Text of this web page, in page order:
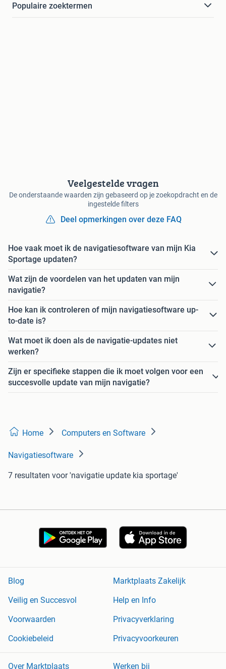
Populaire zoektermen
Veelgestelde vragen
De onderstaande waarden zijn gebaseerd op je zoekopdracht en de
ingestelde filters
Deel opmerkingen over deze FAQ
Hoe vaak moet ik de navigatiesoftware van mijn Kia
Sportage updaten?
Wat zijn de voordelen van het updaten van mijn
navigatie?
Hoe kan ik controleren of mijn navigatiesoftware up-
to-date is?
Wat moet ik doen als de navigatie-updates niet
werken?
Zijn er specifieke stappen die ik moet volgen voor een
succesvolle update van mijn navigatie?
Home Computers en Software
Navigatiesoftware
7 resultaten voor 'navigatie update kia sportage'
Blog
Marktplaats Zakelijk
Veilig en Succesvol
Help en Info
Voorwaarden
Privacyverklaring
Cookiebeleid
Privacyvoorkeuren
Over Marktplaats Werken bij